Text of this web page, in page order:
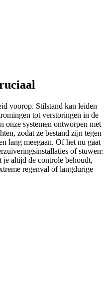
voorop. Stilstand kan leiden
tot verstoringen in de
onze systemen ontworpen met
zodat ze bestand zijn tegen
lang meegaan. Of het nu gaat
of stuwen:
je altijd de controle behoudt,
regenval of langdurige